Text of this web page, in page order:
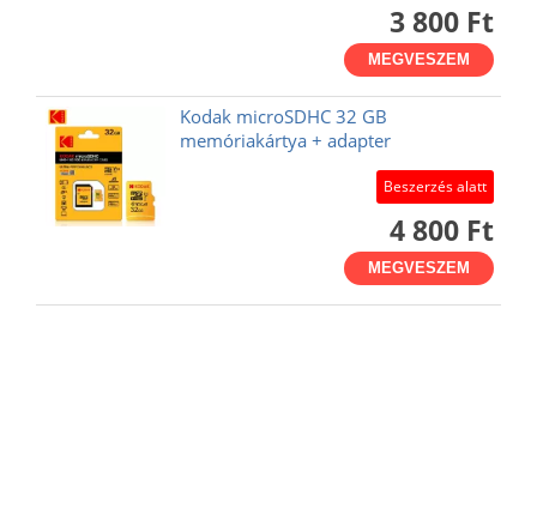
3 800 Ft
MEGVESZEM
Kodak microSDHC 32 GB
memóriakártya + adapter
Beszerzés alatt
4 800 Ft
MEGVESZEM